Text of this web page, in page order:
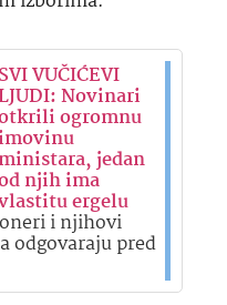
SVI VUČIĆEVI
Novinari
ogromnu
ministara, jedan
njih ima
ergelu
i njihovi
odgovaraju pred